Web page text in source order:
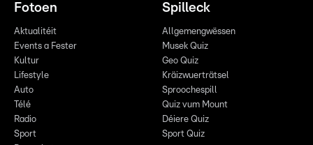
Fotoen
Aktualitéit
Events a Fester
Kultur
Lifestyle
Auto
Télé
Radio
Sport
Spilleck
Allgemengwëssen
Musek Quiz
Geo Quiz
Kräizwuerträtsel
Sproochespill
Quiz vum Mount
Déiere Quiz
Sport Quiz